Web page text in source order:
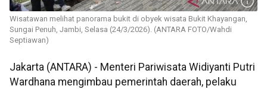
Wisatawan melihat panorama bukit di obyek wisata Bukit Khayangan,
Sungai Penuh, Jambi, Selasa (24/3/2026). (ANTARA FOTO/Wahdi
Septiawan)
Jakarta (ANTARA) - Menteri Pariwisata Widiyanti Putri
Wardhana mengimbau pemerintah daerah, pelaku